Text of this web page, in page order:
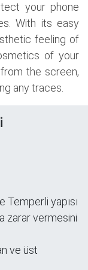
your phone
With its easy
feeling of
of your
the screen,
any traces.
Temperli yapısı
zarar vermesini
ve üst